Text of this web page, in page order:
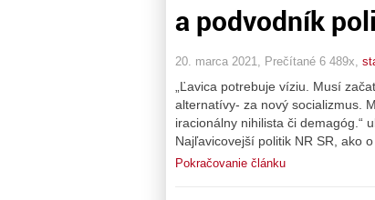
a podvodník
20. marca 2021, Prečítané 6 489x,
„Ľavica potrebuje víziu. Musí
alternatívy- za nový socializmus.
iracionálny nihilista či demagóg.“
Najľavicovejší politik NR SR, ako
Pokračovanie článku